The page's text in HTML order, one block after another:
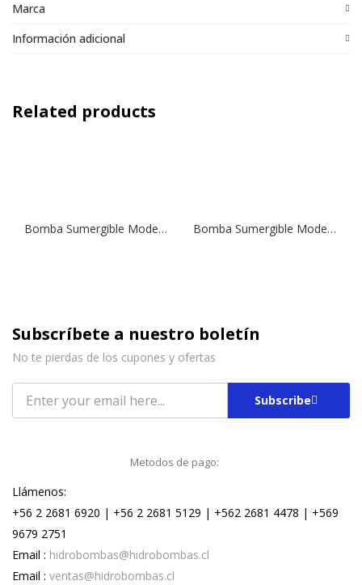
Marca
Información adicional
Related products
Bomba Sumergible Modelo Drainex 100 | 1,0 HP | Drenaje Bomba Sumergible Modelo Drainex 200 T | 1,5 HP | Drenaje
Subscríbete a nuestro boletín
No te pierdas de los cupones y ofertas
Subscribe
Metodos de pago:
Llámenos:
+56 2 2681 6920 | +56 2 2681 5129 | +562 2681 4478 | +569
9679 2751
Email : hidrobombas@hidrobombas.cl
Email : ventas@hidrobombas.cl